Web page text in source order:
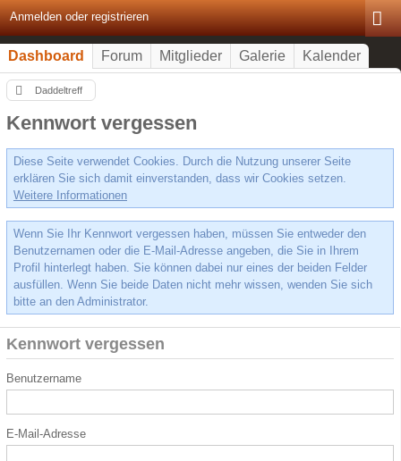
Anmelden oder registrieren
Dashboard Forum Mitglieder Galerie Kalender
Daddeltreff
Kennwort vergessen
Diese Seite verwendet Cookies. Durch die Nutzung unserer Seite
erklären Sie sich damit einverstanden, dass wir Cookies setzen.
Weitere Informationen
Wenn Sie Ihr Kennwort vergessen haben, müssen Sie entweder den
Benutzernamen oder die E-Mail-Adresse angeben, die Sie in Ihrem
Profil hinterlegt haben. Sie können dabei nur eines der beiden Felder
ausfüllen. Wenn Sie beide Daten nicht mehr wissen, wenden Sie sich
bitte an den Administrator.
Kennwort vergessen
Benutzername
E-Mail-Adresse